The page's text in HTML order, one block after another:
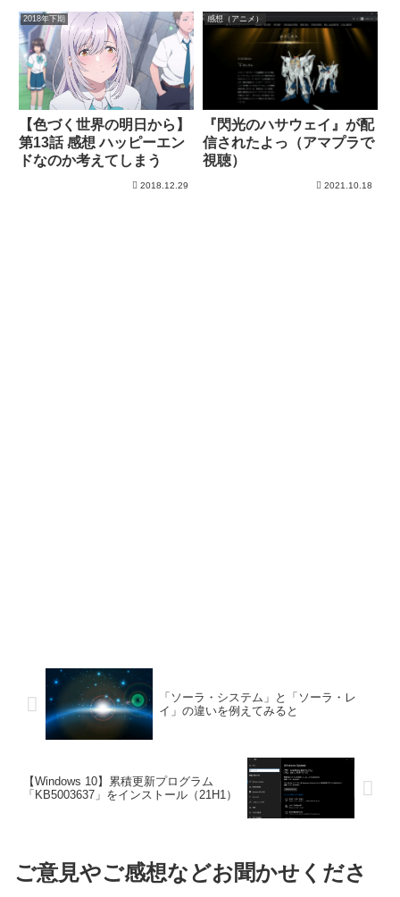
2018年下期
【色づく世界の明日から】
第13話 感想 ハッピーエン
ドなのか考えてしまう
2018.12.29
感想（アニメ）
『閃光のハサウェイ』が配
信されたよっ（アマプラで
視聴）
2021.10.18
「ソーラ・システム」と「ソーラ・レ
イ」の違いを例えてみると
【Windows 10】累積更新プログラム
「KB5003637」をインストール（21H1）
ご意見やご感想などお聞かせくださ